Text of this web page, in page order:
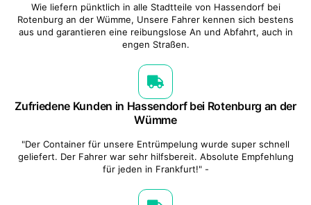
Wie liefern pünktlich in alle Stadtteile von Hassendorf bei
Rotenburg an der Wümme, Unsere Fahrer kennen sich bestens
aus und garantieren eine reibungslose An und Abfahrt, auch in
engen Straßen.
Zufriedene Kunden in Hassendorf bei Rotenburg an der
Wümme
"Der Container für unsere Entrümpelung wurde super schnell
geliefert. Der Fahrer war sehr hilfsbereit. Absolute Empfehlung
für jeden in Frankfurt!" -